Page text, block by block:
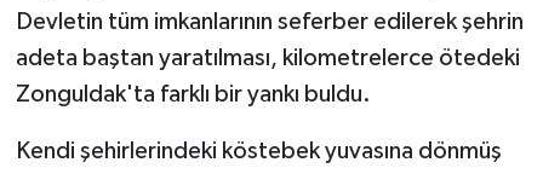
Devletin tüm imkanlarının seferber edilerek şehrin
adeta baştan yaratılması, kilometrelerce ötedeki
Zonguldak'ta farklı bir yankı buldu.
Kendi şehirlerindeki köstebek yuvasına dönmüş